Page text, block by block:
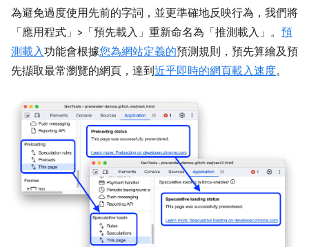
為避免過度使用先前的字詞，並更準確地反映行為，我們將
「應用程式」>「預先載入」 重新命名為「推測載入」 。 預
測載入功能會根據您為網站定義的預測規則，預先算繪及預
先擷取最常瀏覽的網頁，達到近乎即時的網頁載入速度。